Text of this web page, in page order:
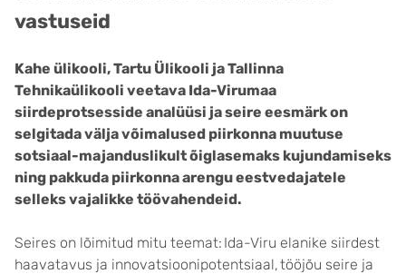
vastuseid
Kahe ülikooli, Tartu Ülikooli ja Tallinna
Tehnikaülikooli veetava Ida-Virumaa
siirdeprotsesside analüüsi ja seire eesmärk on
selgitada välja võimalused piirkonna muutuse
sotsiaal-majanduslikult õiglasemaks kujundamiseks
ning pakkuda piirkonna arengu eestvedajatele
selleks vajalikke töövahendeid.
Seires on lõimitud mitu teemat: Ida-Viru elanike siirdest
haavatavus ja innovatsioonipotentsiaal, tööjõu seire ja